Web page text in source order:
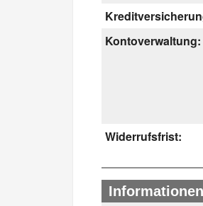
Kontoverwaltung:
Widerrufsfrist: